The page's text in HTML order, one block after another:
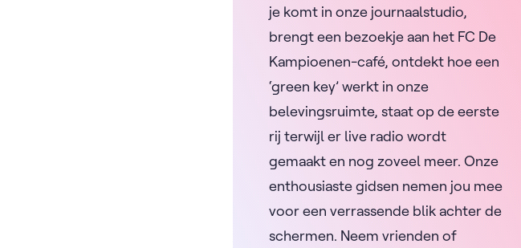
je komt in onze journaalstudio,
brengt een bezoekje aan het FC De
Kampioenen-café, ontdekt hoe een
‘green key’ werkt in onze
belevingsruimte, staat op de eerste
rij terwijl er live radio wordt
gemaakt en nog zoveel meer. Onze
enthousiaste gidsen nemen jou mee
voor een verrassende blik achter de
schermen. Neem vrienden of